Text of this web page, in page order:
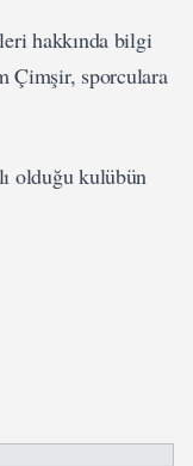
hakkında bilgi
Çimşir, sporculara
olduğu kulübün